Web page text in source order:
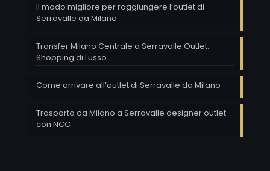
Il modo migliore per raggiungere l’outlet di
Serravalle da Milano
Transfer Milano Centrale a Serravalle Outlet:
Shopping di Lusso
Come arrivare all’outlet di Serravalle da Milano
Trasporto da Milano a Serravalle designer outlet
con NCC